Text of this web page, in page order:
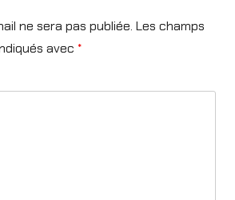
ne sera pas publiée. Les champs
avec *